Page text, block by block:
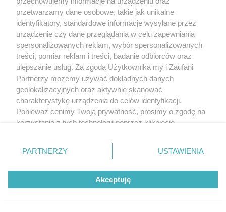
przetwarzamy dane osobowe, takie jak unikalne
identyfikatory, standardowe informacje wysyłane przez
urządzenie czy dane przeglądania w celu zapewniania
spersonalizowanych reklam, wybór spersonalizowanych
treści, pomiar reklam i treści, badanie odbiorców oraz
ulepszanie usług. Za zgodą Użytkownika my i Zaufani
Partnerzy możemy używać dokładnych danych
geolokalizacyjnych oraz aktywnie skanować
charakterystykę urządzenia do celów identyfikacji.
Ponieważ cenimy Twoją prywatność, prosimy o zgodę na
korzystanie z tych technologii poprzez kliknięcie
zmienić/wycofać klikając przycisk ustawień prywatności
znajdujący się w lewym dolnym rogu strony
rodzaje przetwarzania danych nie wymagają zgody
użytkownika, ale masz prawo sprzeciwić się takiemu
przetwarzaniu. Preferencje będą miały zastosowanie tylko
PARTNERZY USTAWIENIA
Akceptuję